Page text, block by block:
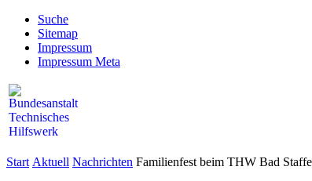
Suche
Sitemap
Impressum
Impressum Meta
Start Aktuell Nachrichten Familienfest beim THW Bad